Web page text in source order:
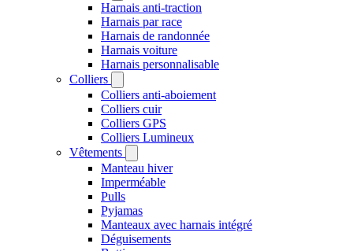
Harnais anti-traction
Harnais par race
Harnais de randonnée
Harnais voiture
Harnais personnalisable
Colliers
Colliers anti-aboiement
Colliers cuir
Colliers GPS
Colliers Lumineux
Vêtements
Manteau hiver
Imperméable
Pulls
Pyjamas
Manteaux avec harnais intégré
Déguisements